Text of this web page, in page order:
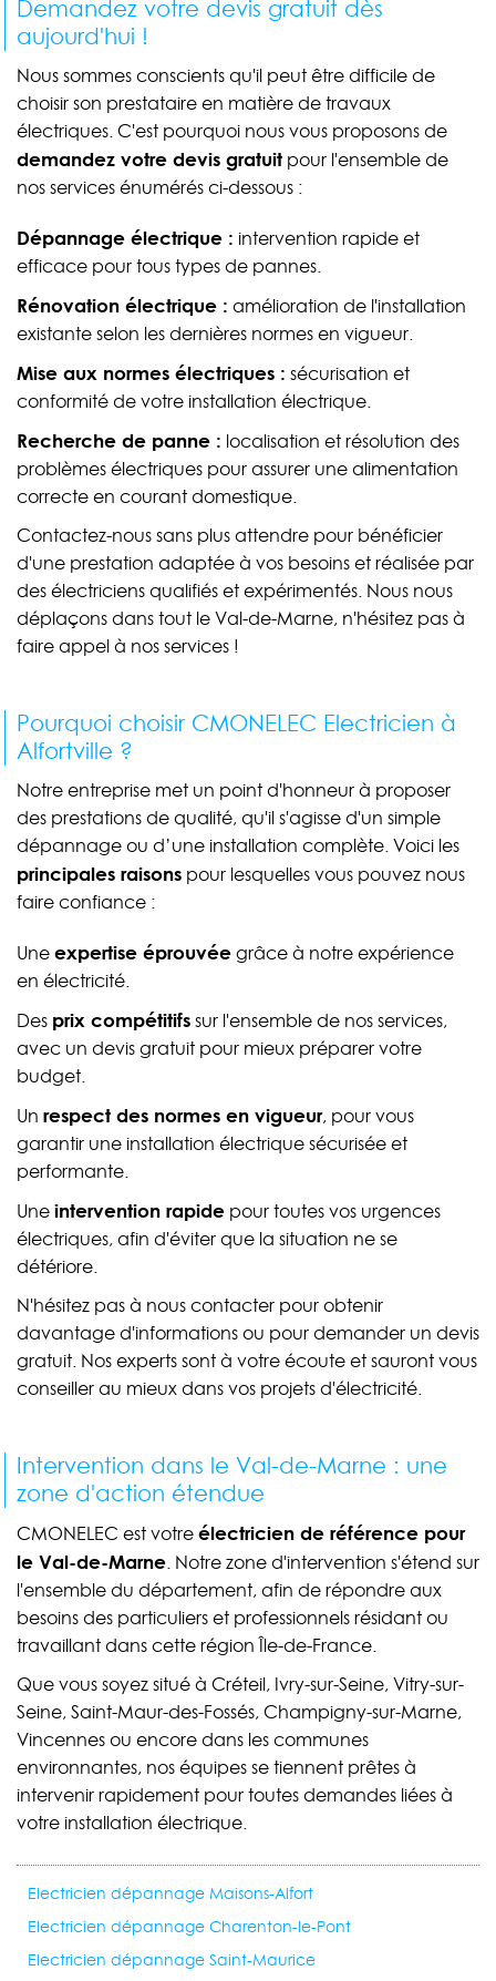
Demandez votre devis gratuit dès
aujourd'hui !
Nous sommes conscients qu'il peut être difficile de
choisir son prestataire en matière de travaux
électriques. C'est pourquoi nous vous proposons de
demandez votre devis gratuit pour l'ensemble de
nos services énumérés ci-dessous :
Dépannage électrique : intervention rapide et
efficace pour tous types de pannes.
Rénovation électrique : amélioration de l'installation
existante selon les dernières normes en vigueur.
Mise aux normes électriques : sécurisation et
conformité de votre installation électrique.
Recherche de panne : localisation et résolution des
problèmes électriques pour assurer une alimentation
correcte en courant domestique.
Contactez-nous sans plus attendre pour bénéficier
d'une prestation adaptée à vos besoins et réalisée par
des électriciens qualifiés et expérimentés. Nous nous
déplaçons dans tout le Val-de-Marne, n'hésitez pas à
faire appel à nos services !
Pourquoi choisir CMONELEC Electricien à
Alfortville ?
Notre entreprise met un point d'honneur à proposer
des prestations de qualité, qu'il s'agisse d'un simple
dépannage ou d’une installation complète. Voici les
principales raisons pour lesquelles vous pouvez nous
faire confiance :
Uneexpertise éprouvéegrâce à notre expérience
en électricité.
Des prix compétitifssur l'ensemble de nos services,
avec un devis gratuit pour mieux préparer votre
budget.
Un respect des normes en vigueur, pour vous
garantir une installation électrique sécurisée et
performante.
Uneintervention rapide pour toutes vos urgences
électriques, afin d'éviter que la situation ne se
détériore.
N'hésitez pas à nous contacter pour obtenir
davantage d'informations ou pour demander un devis
gratuit. Nos experts sont à votre écoute et sauront vous
conseiller au mieux dans vos projets d'électricité.
Intervention dans le Val-de-Marne : une
zone d'action étendue
CMONELEC est votreélectricien de référence pour
le Val-de-Marne. Notre zone d'intervention s'étend sur
l'ensemble du département, afin de répondre aux
besoins des particuliers et professionnels résidant ou
travaillant dans cette région Île-de-France.
Que vous soyez situé à Créteil, Ivry-sur-Seine, Vitry-sur-
Seine, Saint-Maur-des-Fossés, Champigny-sur-Marne,
Vincennes ou encore dans les communes
environnantes, nos équipes se tiennent prêtes à
intervenir rapidement pour toutes demandes liées à
votre installation électrique.
Electricien dépannage Maisons-Alfort
Electricien dépannage Charenton-le-Pont
Electricien dépannage Saint-Maurice